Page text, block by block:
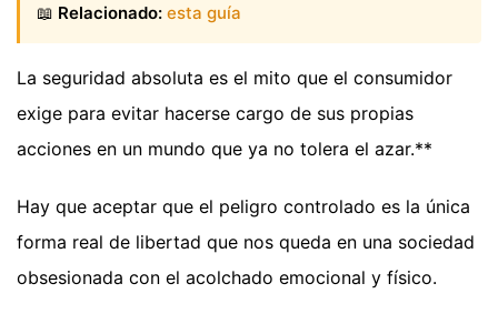
📖 Relacionado: esta guía
La seguridad absoluta es el mito que el consumidor
exige para evitar hacerse cargo de sus propias
acciones en un mundo que ya no tolera el azar.**
Hay que aceptar que el peligro controlado es la única
forma real de libertad que nos queda en una sociedad
obsesionada con el acolchado emocional y físico.